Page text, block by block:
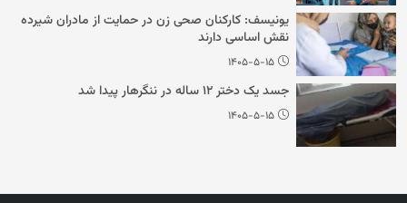
یونیسف: کارکنان صحی زن در حمایت از مادران شیرده
نقش اساسی دارند
۱۴۰۵-۵-۱۵
جسد یک دختر ۱۲ ساله در ننگرهار پیدا شد
۱۴۰۵-۵-۱۵